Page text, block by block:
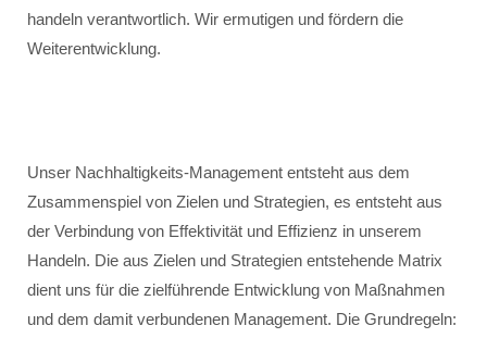
handeln verantwortlich. Wir ermutigen und fördern die
Weiterentwicklung.
Unser Nachhaltigkeits-Management entsteht aus dem
Zusammenspiel von Zielen und Strategien, es entsteht aus
der Verbindung von Effektivität und Effizienz in unserem
Handeln. Die aus Zielen und Strategien entstehende Matrix
dient uns für die zielführende Entwicklung von Maßnahmen
und dem damit verbundenen Management. Die Grundregeln: